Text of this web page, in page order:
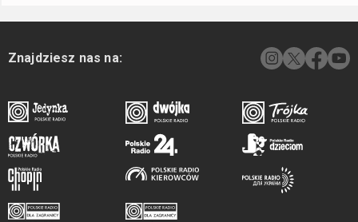
Znajdziesz nas na: